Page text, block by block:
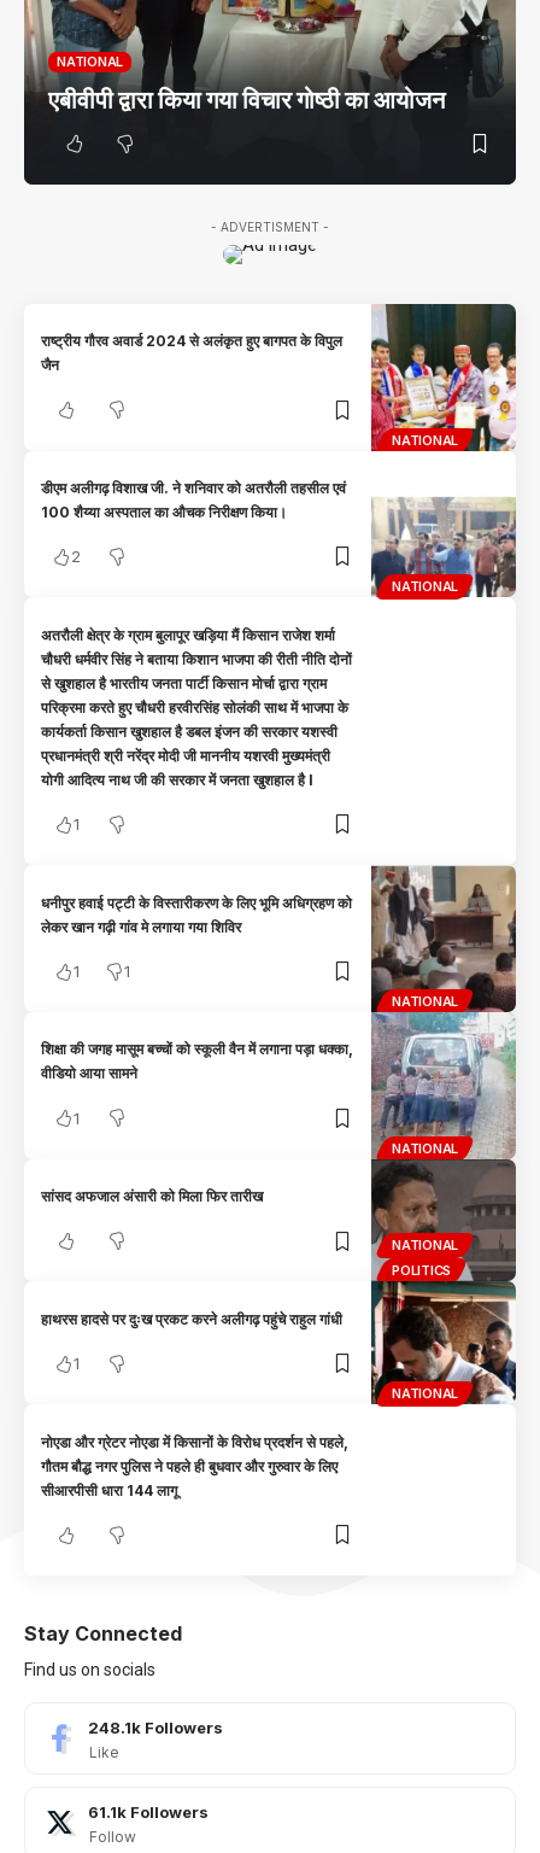
NATIONAL
एबीवीपी द्वारा किया गया विचार गोष्ठी का आयोजन
- ADVERTISMENT -
NATIONAL
राष्ट्रीय गौरव अवार्ड 2024 से अलंकृत हुए बागपत के विपुल
जैन
NATIONAL
डीएम अलीगढ़ विशाख जी. ने शनिवार को अतरौली तहसील एवं
100 शैय्या अस्पताल का औचक निरीक्षण किया।
2
अतरौली क्षेत्र के ग्राम बुलापूर खड़िया मैं किसान राजेश शर्मा
चौधरी धर्मवीर सिंह ने बताया किशान भाजपा की रीती नीति दोनों
से खुशहाल है भारतीय जनता पार्टी किसान मोर्चा द्वारा ग्राम
परिक्रमा करते हुए चौधरी हरवीरसिंह सोलंकी साथ में भाजपा के
कार्यकर्ता किसान खुशहाल है डबल इंजन की सरकार यशस्वी
प्रधानमंत्री श्री नरेंद्र मोदी जी माननीय यशरवी मुख्यमंत्री
योगी आदित्य नाथ जी की सरकार में जनता खुशहाल है l
1
NATIONAL
धनीपुर हवाई पट्टी के विस्तारीकरण के लिए भूमि अधिग्रहण को
लेकर खान गढ़ी गांव मे लगाया गया शिविर
1 1
NATIONAL
शिक्षा की जगह मासूम बच्चों को स्कूली वैन में लगाना पड़ा धक्का,
वीडियो आया सामने
1
NATIONAL
POLITICS
सांसद अफजाल अंसारी को मिला फिर तारीख
NATIONAL
हाथरस हादसे पर दुःख प्रकट करने अलीगढ़ पहुंचे राहुल गांधी
1
नोएडा और ग्रेटर नोएडा में किसानों के विरोध प्रदर्शन से पहले,
गौतम बौद्ध नगर पुलिस ने पहले ही बुधवार और गुरुवार के लिए
सीआरपीसी धारा 144 लागू
Stay Connected
Find us on socials
248.1k Followers
Like
61.1k Followers
Follow